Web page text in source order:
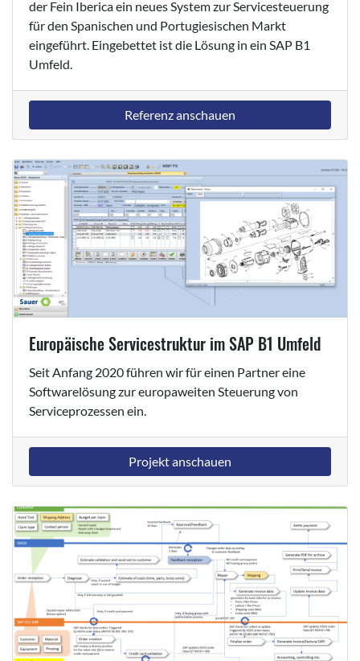
der Fein Iberica ein neues System zur Servicesteuerung
für den Spanischen und Portugiesischen Markt
eingeführt. Eingebettet ist die Lösung in ein SAP B1
Umfeld.
Referenz anschauen
Europäische Servicestruktur im SAP B1 Umfeld
Seit Anfang 2020 führen wir für einen Partner eine
Softwarelösung zur europaweiten Steuerung von
Serviceprozessen ein.
Projekt anschauen